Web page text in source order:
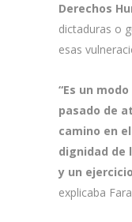
Derechos
dictaduras o
esas
“Es un
pasado de
camino en
dignidad de
y un
explicaba